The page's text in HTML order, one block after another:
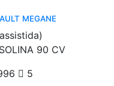
MEGANE
90 CV
5